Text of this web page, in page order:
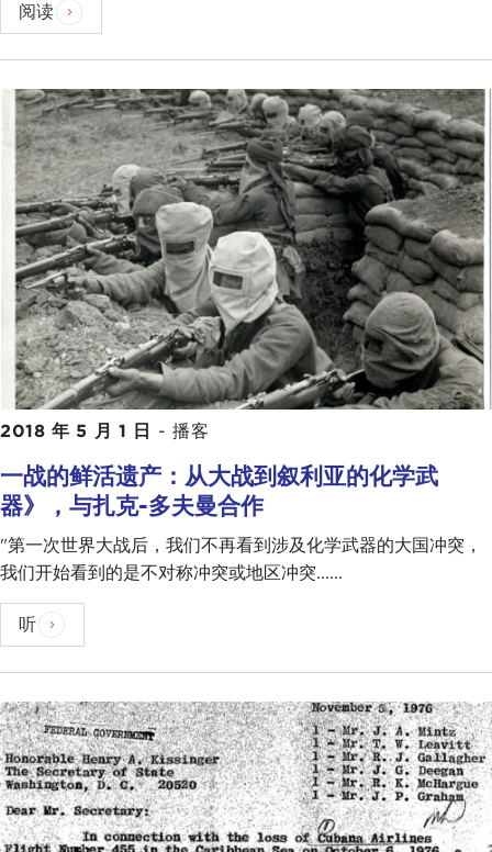
阅读
2018 年 5 月 1 日 - 播客
一战的鲜活遗产：从大战到叙利亚的化学武
器》，与扎克-多夫曼合作
"第一次世界大战后，我们不再看到涉及化学武器的大国冲突，
我们开始看到的是不对称冲突或地区冲突......
听